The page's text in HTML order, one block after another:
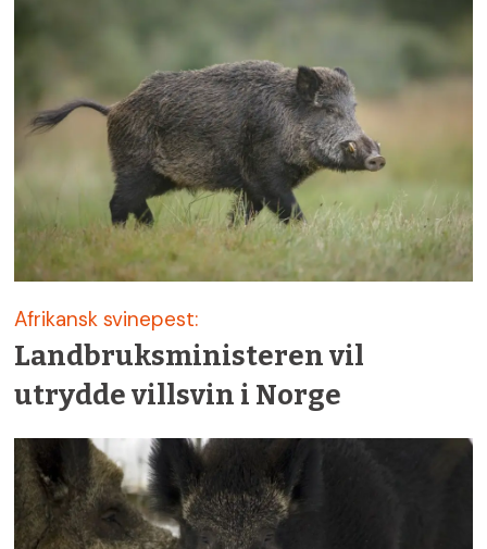
Afrikansk svinepest:
Landbruksministeren vil
utrydde villsvin i Norge